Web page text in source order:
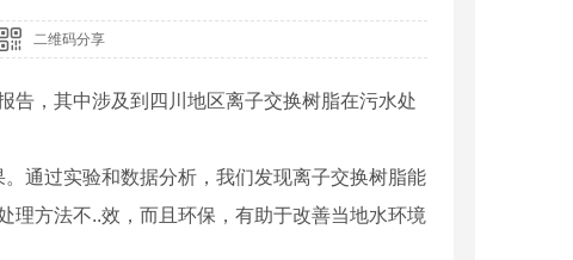
二维码分享
告，其中涉及到四川地区离子交换树脂在污水处
通过实验和数据分析，我们发现离子交换树脂能
理方法不..效，而且环保，有助于改善当地水环境